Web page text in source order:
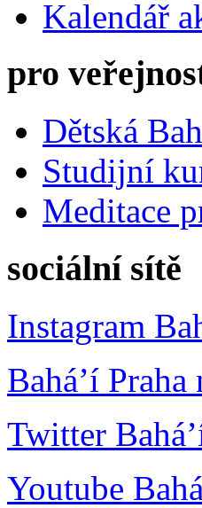
Kalendář
pro
Dětská
Studijní
Meditace
sociální sítě
Instagram
Bahá’í Praha
Twitter
Youtube